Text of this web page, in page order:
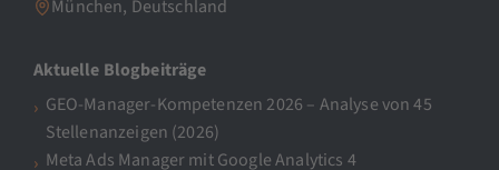
München, Deutschland
Aktuelle Blogbeiträge
GEO-Manager-Kompetenzen 2026 – Analyse von 45
Stellenanzeigen (2026)
Meta Ads Manager mit Google Analytics 4